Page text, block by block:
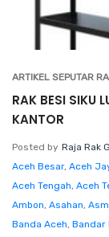
ARTIKEL SEPUTAR
RAK BESI SIKU
KANTOR
Posted by Raja Rak
Aceh Besar, Aceh
Aceh Tengah, Aceh
Ambon, Asahan,
Banda Aceh, Bandar